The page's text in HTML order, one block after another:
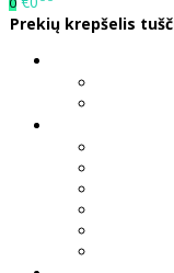
Prekių krepšelis